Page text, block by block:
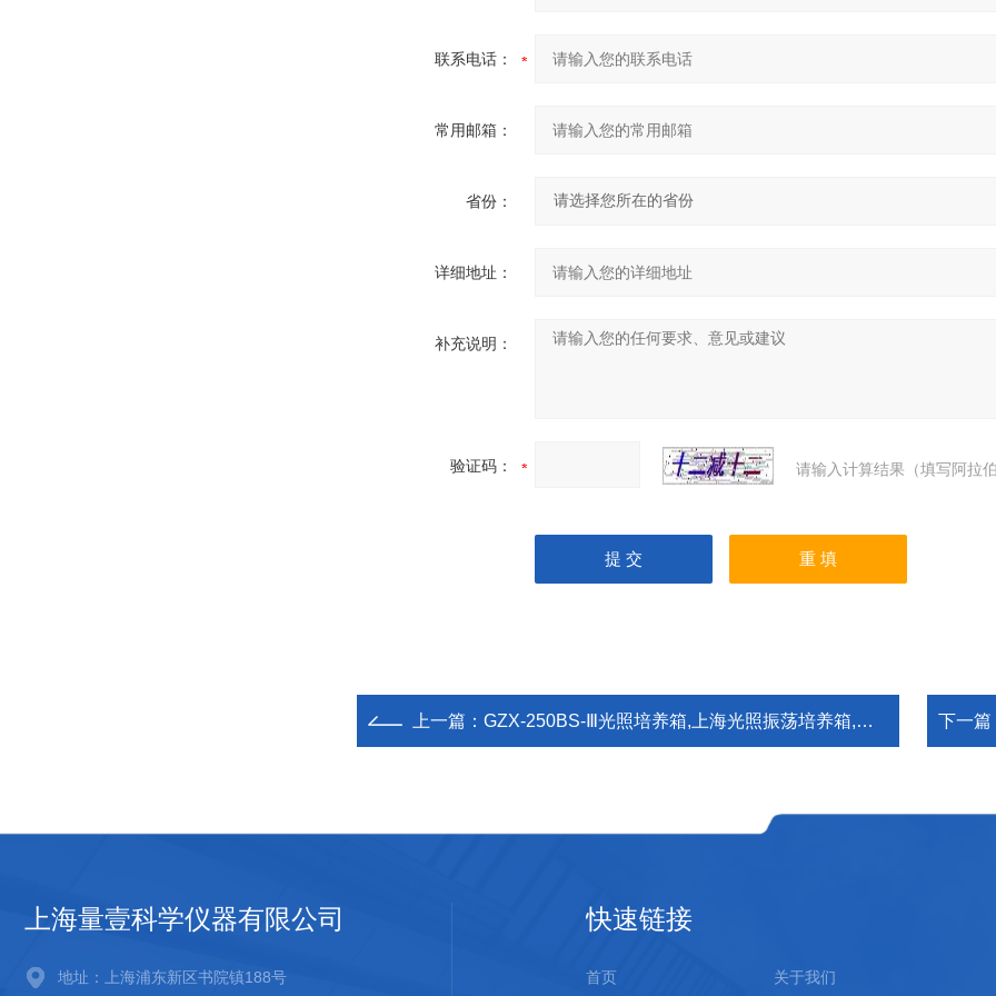
联系电话：
常用邮箱：
省份：
详细地址：
补充说明：
验证码： 请输入计算结果（填写阿拉
上一篇： GZX-250BS-Ⅲ光照培养箱,上海光照振荡培养箱,智能光照培养箱报价 下一篇
上海量壹科学仪器有限公司
地址：上海浦东新区书院镇188号
快速链接
首页 关于我们